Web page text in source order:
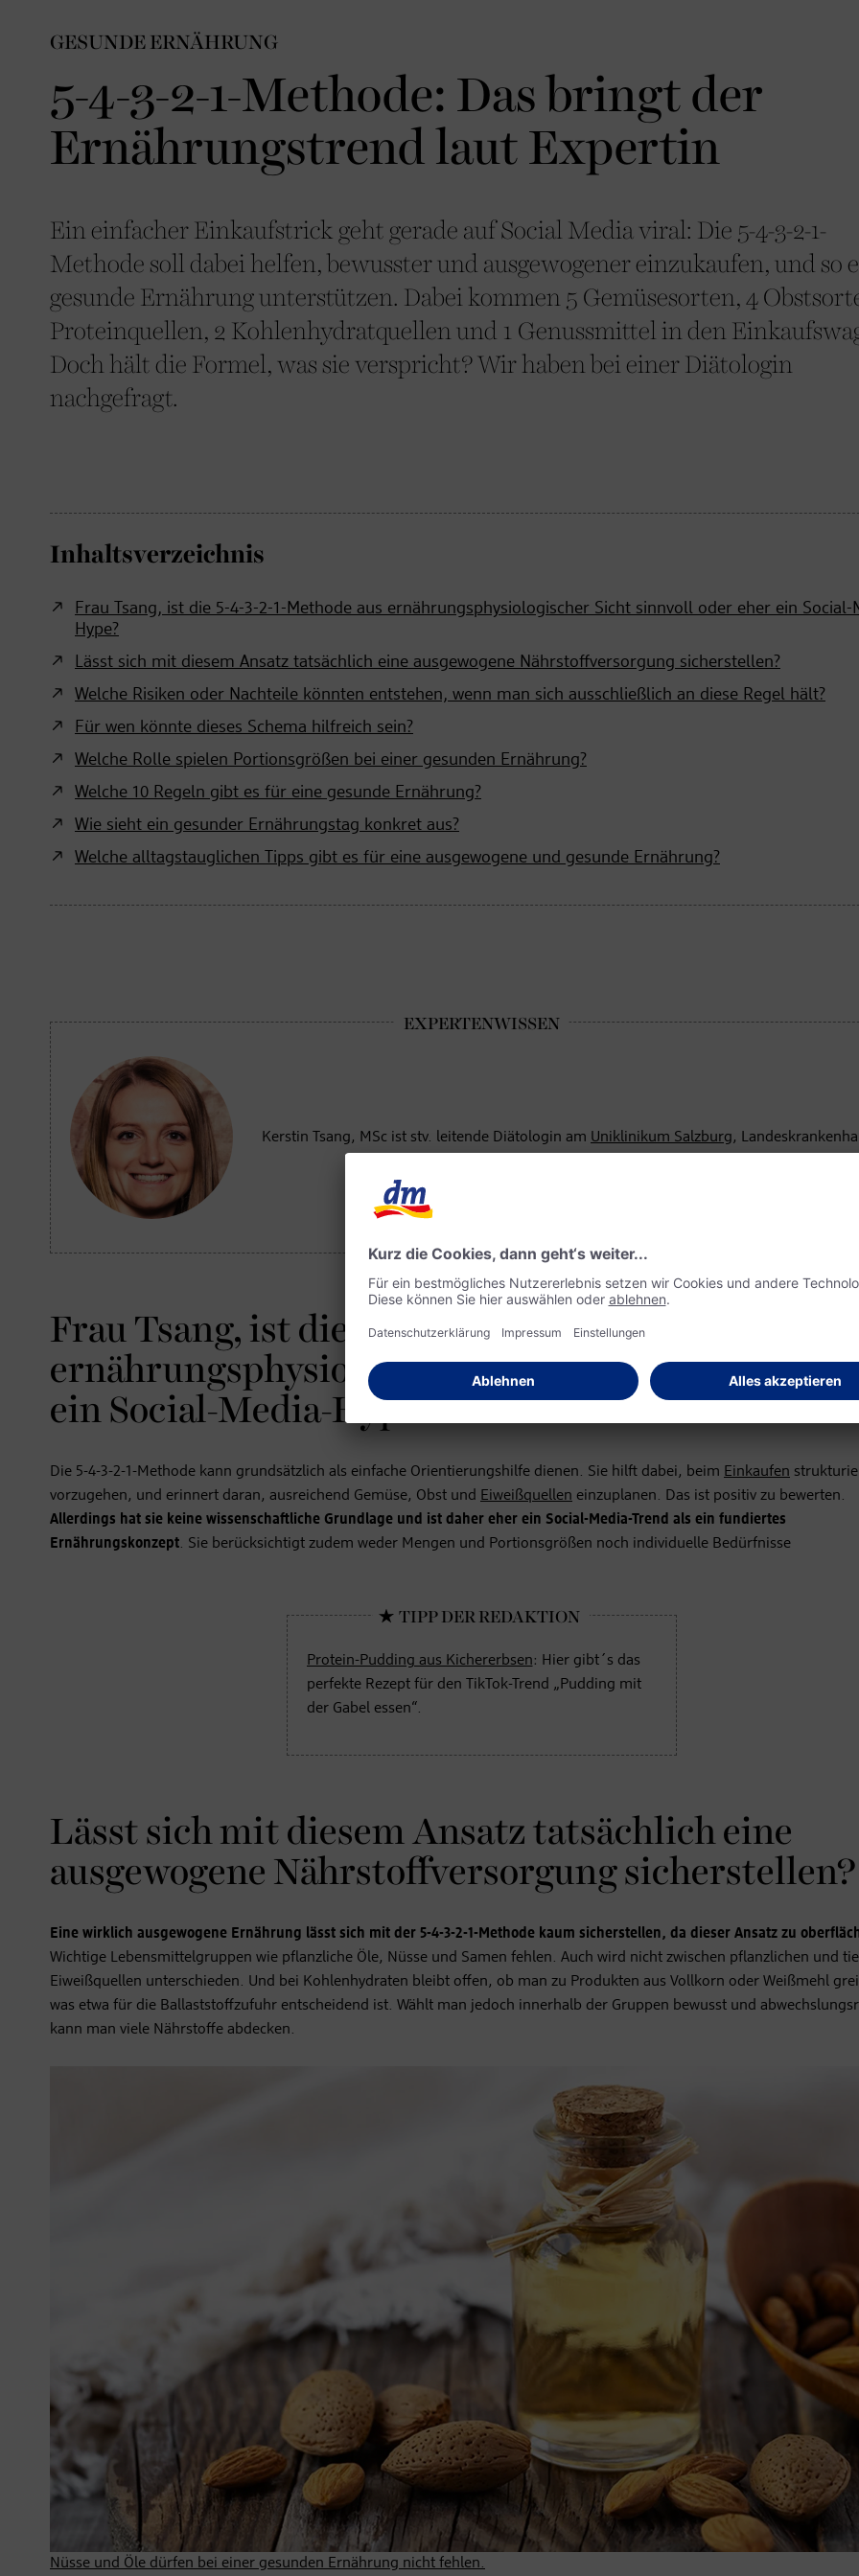
GESUNDE ERNÄHRUNG
5-4-3-2-1-Methode: Das bringt der
Ernährungstrend laut Expertin
Ein einfacher Einkaufstrick geht gerade auf Social Media viral: Die 5-4-3-2-1-
Methode soll dabei helfen, bewusster und ausgewogener einzukaufen, und so
gesunde Ernährung unterstützen. Dabei kommen 5 Gemüsesorten, 4
Proteinquellen, 2 Kohlenhydratquellen und 1 Genussmittel in den
Doch hält die Formel, was sie verspricht? Wir haben bei einer Diätologin
nachgefragt.
Inhaltsverzeichnis
Frau Tsang, ist die 5-4-3-2-1-Methode aus ernährungsphysiologischer Sicht sinnvoll oder eher ein Social-
Hype?
Lässt sich mit diesem Ansatz tatsächlich eine ausgewogene Nährstoffversorgung sicherstellen?
Welche Risiken oder Nachteile könnten entstehen, wenn man sich ausschließlich an diese Regel hält?
Für wen könnte dieses Schema hilfreich sein?
Welche Rolle spielen Portionsgrößen bei einer gesunden Ernährung?
Welche 10 Regeln gibt es für eine gesunde Ernährung?
Wie sieht ein gesunder Ernährungstag konkret aus?
Welche alltagstauglichen Tipps gibt es für eine ausgewogene und gesunde Ernährung?
Kerstin Tsang, MSc ist stv. leitende Diätologin am Uniklinikum Salzburg,
Frau Tsang, ist die 5-4-3-2-1-Methode aus
ernährungsphysiologischer Sicht sinnvoll oder
ein Social-Media-Hype?
Die 5-4-3-2-1-Methode kann grundsätzlich als einfache Orientierungshilfe dienen. Sie hilft dabei, beim Einkaufen
vorzugehen, und erinnert daran, ausreichend Gemüse, Obst und Eiweißquellen einzuplanen. Das ist positiv zu bewerten.
Allerdings hat sie keine wissenschaftliche Grundlage und ist daher eher ein Social-Media-Trend als ein fundiertes
Ernährungskonzept. Sie berücksichtigt zudem weder Mengen und Portionsgrößen noch individuelle Bedürfnisse
Protein-Pudding aus Kichererbsen: Hier gibt´s das
perfekte Rezept für den TikTok-Trend „Pudding mit
der Gabel essen“.
Lässt sich mit diesem Ansatz tatsächlich eine
ausgewogene Nährstoffversorgung sicherstellen?
Eine wirklich ausgewogene Ernährung lässt sich mit der 5-4-3-2-1-Methode kaum sicherstellen, da dieser Ansatz zu
Wichtige Lebensmittelgruppen wie pflanzliche Öle, Nüsse und Samen fehlen. Auch wird nicht zwischen pflanzlichen und
Eiweißquellen unterschieden. Und bei Kohlenhydraten bleibt offen, ob man zu Produkten aus Vollkorn oder Weißmehl
was etwa für die Ballaststoffzufuhr entscheidend ist. Wählt man jedoch innerhalb der Gruppen bewusst und
kann man viele Nährstoffe abdecken.
Nüsse und Öle dürfen bei einer gesunden Ernährung nicht fehlen.